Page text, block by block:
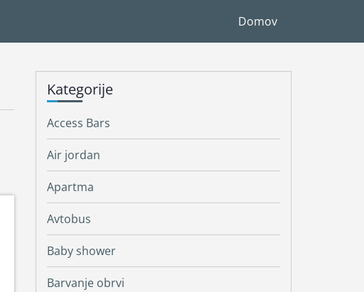
Domov
Kategorije
Access Bars
Air jordan
Apartma
Avtobus
Baby shower
Barvanje obrvi